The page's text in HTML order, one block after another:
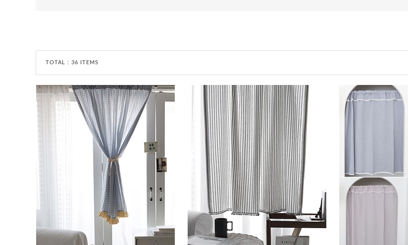
TOTAL : 36 ITEMS